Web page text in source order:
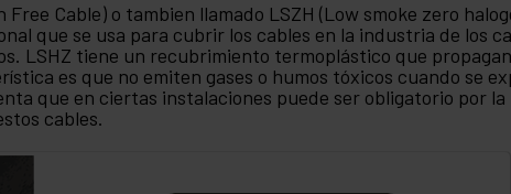
Free Cable) o tambien llamado LSZH (Low smoke zero
que se usa para cubrir los cables en la industria de los
LSHZ tiene un recubrimiento termoplástico que
es que no emiten gases o humos tóxicos cuando se
que en ciertas instalaciones puede ser obligatorio por la
cables.